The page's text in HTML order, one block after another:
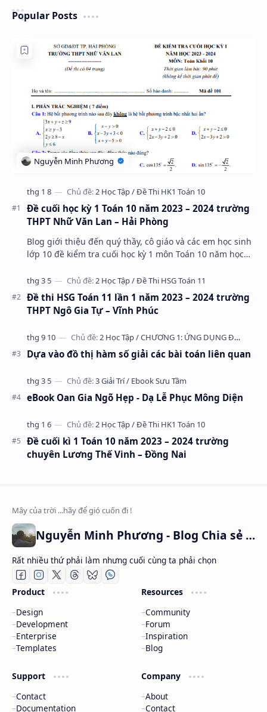
Popular Posts
Đề cuối học kỳ 1 Toán 10 năm 2023 – 2024 trường
THPT Nhữ Văn Lan – Hải Phòng
Blog giới thiệu đến quý thầy, cô giáo và các em học sinh
lớp 10 đề kiểm tra cuối học kỳ 1 môn Toán 10 năm học
Đề thi HSG Toán 11 lần 1 năm 2023 – 2024 trường
THPT Ngô Gia Tự – Vĩnh Phúc
Dựa vào đồ thị hàm số giải các bài toán liên quan
eBook Oan Gia Ngõ Hẹp - Dạ Lễ Phục Mông Diện
Đề cuối kì 1 Toán 10 năm 2023 – 2024 trường
chuyên Lương Thế Vinh – Đồng Nai
Nguyễn Minh Phương - Blog Chia sẻ Kiến thức Chứng khoán & Tài liệu Toán học
Rất nhiều thứ phải làm nhưng cuối cùng ta phải chọn
Product
Design
Development
Enterprise
Templates
Resources
Community
Forum
Inspiration
Blog
Support
Contact
Documentation
Company
About
Contact